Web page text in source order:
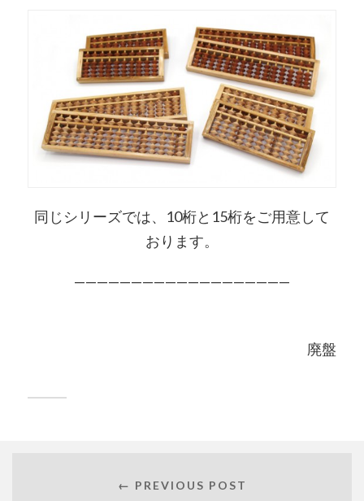
同じシリーズでは、10桁と15桁をご用意して
おります。
———————————————————
廃盤
← PREVIOUS POST